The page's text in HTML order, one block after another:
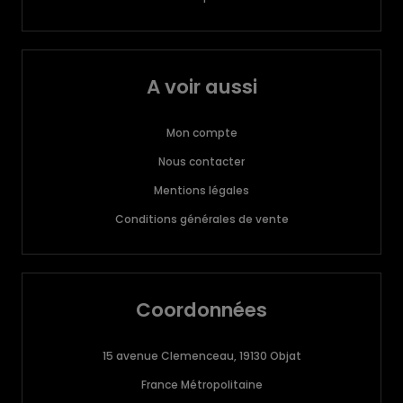
A voir aussi
Mon compte
Nous contacter
Mentions légales
Conditions générales de vente
Coordonnées
15 avenue Clemenceau, 19130 Objat
France Métropolitaine